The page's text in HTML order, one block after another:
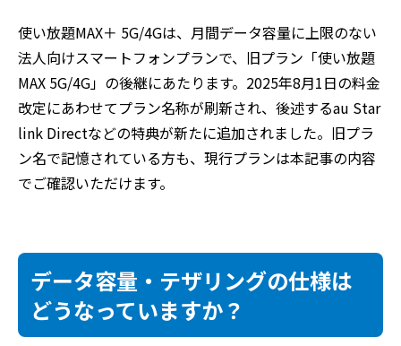
使い放題MAX＋ 5G/4Gは、月間データ容量に上限のない
法人向けスマートフォンプランで、旧プラン「使い放題
MAX 5G/4G」の後継にあたります。2025年8月1日の料金
改定にあわせてプラン名称が刷新され、後述するau Star
link Directなどの特典が新たに追加されました。旧プラ
ン名で記憶されている方も、現行プランは本記事の内容
でご確認いただけます。
データ容量・テザリングの仕様は
どうなっていますか？